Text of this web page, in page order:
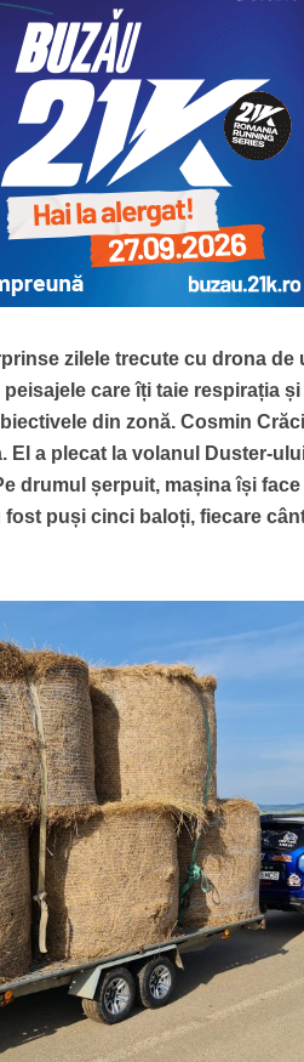
zilele trecute cu drona de
care îți taie respirația
din zonă. Cosmin
El a plecat la volanul Duster-
drumul șerpuit, mașina își
puși cinci baloți, fiecare